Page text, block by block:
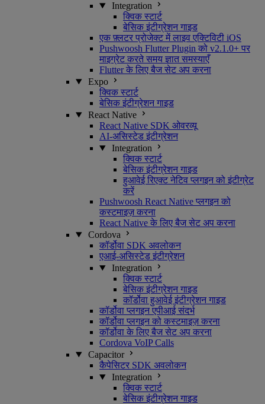
Integration
क्विक स्टार्ट
बेसिक इंटीग्रेशन गाइड
एक फ़्लटर प्रोजेक्ट में लाइव एक्टिविटी iOS
Pushwoosh Flutter Plugin को v2.1.0+ पर
माइग्रेट करते समय ज्ञात समस्याएँ
Flutter के लिए बैज सेट अप करना
Expo
क्विक स्टार्ट
बेसिक इंटीग्रेशन गाइड
React Native
React Native SDK ओवरव्यू
AI-असिस्टेड इंटीग्रेशन
Integration
क्विक स्टार्ट
बेसिक इंटीग्रेशन गाइड
हुआवेई रिएक्ट नेटिव प्लगइन को इंटीग्रेट
करें
Pushwoosh React Native प्लगइन को
कस्टमाइज़ करना
React Native के लिए बैज सेट अप करना
Cordova
कॉर्डोवा SDK अवलोकन
एआई-असिस्टेड इंटीग्रेशन
Integration
क्विक स्टार्ट
बेसिक इंटीग्रेशन गाइड
कॉर्डोवा हुआवेई इंटीग्रेशन गाइड
कॉर्डोवा प्लगइन एपीआई संदर्भ
कॉर्डोवा प्लगइन को कस्टमाइज़ करना
कॉर्डोवा के लिए बैज सेट अप करना
Cordova VoIP Calls
Capacitor
कैपेसिटर SDK अवलोकन
Integration
क्विक स्टार्ट
बेसिक इंटीग्रेशन गाइड